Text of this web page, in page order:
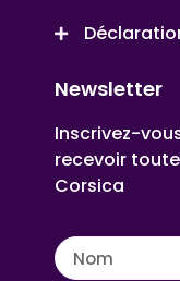
Newsletter
Inscrivez-
recevoir
Corsica